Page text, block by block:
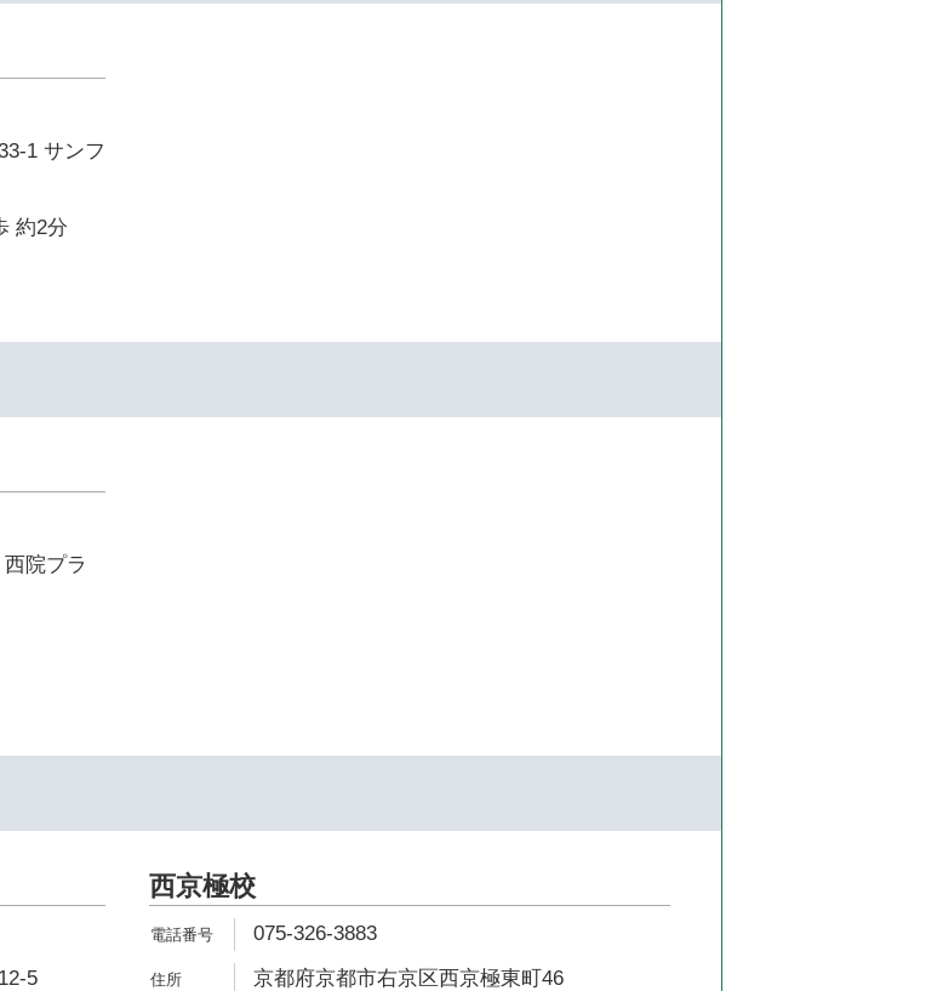
1 サンフ
約2分
院プラ
5
西京極校
075-326-3883
京都府京都市右京区西京極東町46